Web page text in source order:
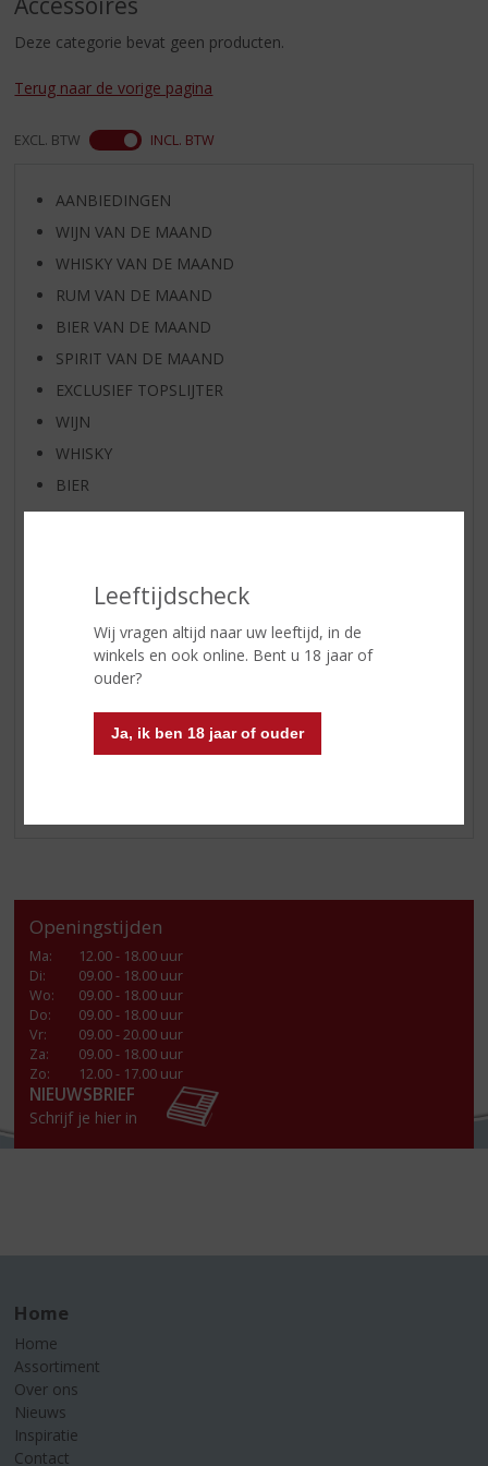
r
n
n
Leeftijdscheck
Wij vragen altijd naar uw leeftijd, in de
winkels en ook online. Bent u 18 jaar of
ouder?
Ja, ik ben 18 jaar of ouder
Deze categorie bevat geen producten.
Terug naar de vorige pagina
EXCL. BTW INCL. BTW
AANBIEDINGEN
WIJN VAN DE MAAND
WHISKY VAN DE MAAND
RUM VAN DE MAAND
BIER VAN DE MAAND
SPIRIT VAN DE MAAND
EXCLUSIEF TOPSLIJTER
WIJN
WHISKY
BIER
APERITIEF
KANT EN KLAAR
FRISDRANK
GLASWERK
(RELATIE)GESCHENKEN
Openingstijden
Ma:
12.00 - 18.00 uur
Di:
09.00 - 18.00 uur
Wo:
09.00 - 18.00 uur
Do:
09.00 - 18.00 uur
Vr:
09.00 - 20.00 uur
Za:
09.00 - 18.00 uur
Zo:
12.00 - 17.00 uur
NIEUWSBRIEF
Schrijf je hier in
Home
Home
Assortiment
Over ons
Nieuws
Inspiratie
Contact